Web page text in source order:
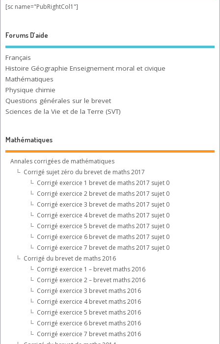
[sc name="PubRightCol1"]
Forums D’aide
Français
Histoire Géographie Enseignement moral et civique
Mathématiques
Physique chimie
Questions générales sur le brevet
Sciences de la Vie et de la Terre (SVT)
Mathématiques
Annales corrigées de mathématiques
Corrigé sujet zéro du brevet de maths 2017
Corrigé exercice 1 brevet de maths 2017 sujet 0
Corrigé exercice 2 brevet de maths 2017 sujet 0
Corrigé exercice 3 brevet de maths 2017 sujet 0
Corrigé exercice 4 brevet de maths 2017 sujet 0
Corrigé exercice 5 brevet de maths 2017 sujet 0
Corrigé exercice 6 brevet de maths 2017 sujet 0
Corrigé exercice 7 brevet de maths 2017 sujet 0
Corrigé du brevet de maths 2016
Corrigé exercice 1 – brevet maths 2016
Corrigé exercice 2 – brevet maths 2016
Corrigé exercice 3 brevet maths 2016
Corrigé exercice 4 brevet maths 2016
Corrigé exercice 5 brevet maths 2016
Corrigé exercice 6 brevet maths 2016
Corrigé exercice 7 brevet maths 2016